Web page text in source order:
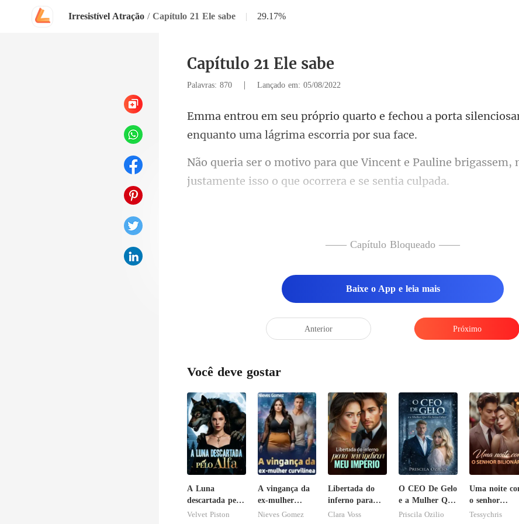
Irresistível Atração / Capítulo 21 Ele sabe | 29.17%
Capítulo 21 Ele sabe
Palavras: 870 | Lançado em: 05/08/2022
echou a porta
enquan
e Pauline brigassem,
justamente
—— Capítulo Bloqueado ——
Baixe o App e leia mais
Anterior Próximo
Você deve gostar
A Luna
descartada pelo
Alfa
Velvet Piston
A vingança da
ex-mulher
curvilínea
Nieves Gomez
Libertada do
inferno para
reivindicar meu
Clara Voss
O CEO De Gelo
e a Mulher Que
Ele Jurou
Priscila Ozilio
Uma noite
o senhor
Bilionário
Tessychris